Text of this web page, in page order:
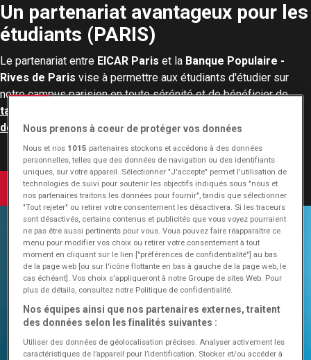
Un partenariat avantageux pour les
étudiants (PARIS)
Le partenariat entre EICAR Paris et la Banque Populaire -
Rives de Paris vise à permettre aux étudiants d'étudier sur
notre campus parisien en toute sérénité et de bénéficier de
taux d'emprunt étudiant très attractifs
dossier.
+ d'info
Nous prenons à coeur de protéger vos données
Nous et nos 1015 partenaires stockons et accédons à des données
personnelles, telles que des données de navigation ou des identifiants
uniques, sur votre appareil. Sélectionner "J'accepte" permet l'utilisation de
technologies de suivi pour soutenir les objectifs indiqués sous "nous et
nos partenaires traitons les données pour fournir", tandis que sélectionner
"Tout rejeter" ou retirer votre consentement les désactivera. Si les traceurs
sont désactivés, certains contenus et publicités que vous voyez pourraient
ne pas être aussi pertinents pour vous. Vous pouvez faire réapparaître ce
menu pour modifier vos choix ou retirer votre consentement à tout
moment en cliquant sur le lien ["préférences de confidentialité"] au bas
de la page web [ou sur l'icône flottante en bas à gauche de la page web, le
cas échéant]. Vos choix s'appliqueront à notre Groupe de sites Web. Pour
plus de détails, consultez notre Politique de confidentialité.
Nos équipes ainsi que nos partenaires externes, traitent
des données selon les finalités suivantes :
Utiliser des données de géolocalisation précises. Analyser activement les
caractéristiques de l’appareil pour l’identification. Stocker et/ou accéder à